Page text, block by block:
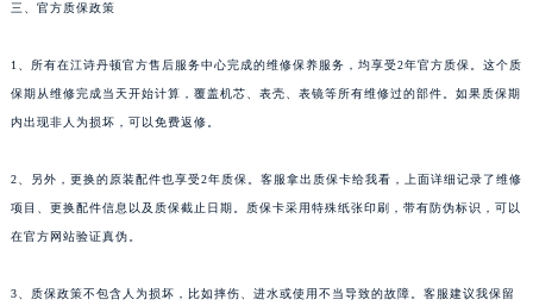
三、官方质保政策
1、所有在江诗丹顿官方售后服务中心完成的维修保养服务，均享受2年官方质保。这个质
保期从维修完成当天开始计算，覆盖机芯、表壳、表镜等所有维修过的部件。如果质保期
内出现非人为损坏，可以免费返修。
2、另外，更换的原装配件也享受2年质保。客服拿出质保卡给我看，上面详细记录了维修
项目、更换配件信息以及质保截止日期。质保卡采用特殊纸张印刷，带有防伪标识，可以
在官方网站验证真伪。
3、质保政策不包含人为损坏，比如摔伤、进水或使用不当导致的故障。客服建议我保留